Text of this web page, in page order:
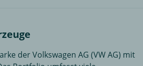
der Volkswagen AG (VW AG) mit